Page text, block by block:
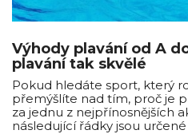
Výhody plavání od A
plavání tak skvělé
Pokud hledáte sport, který
přemýšlíte nad tím, proč je
za jednu z nejpřínosnějších
následující řádky jsou